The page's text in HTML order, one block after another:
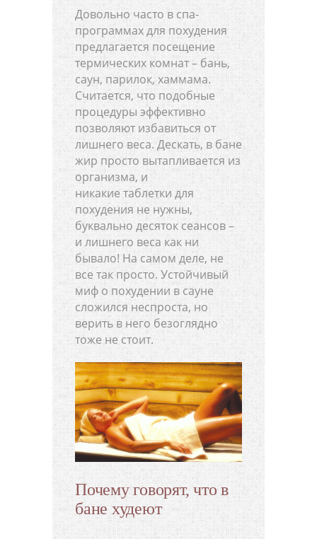
Довольно часто в спа-
программах для похудения
предлагается посещение
термических комнат – бань,
саун, парилок, хаммама.
Считается, что подобные
процедуры эффективно
позволяют избавиться от
лишнего веса. Дескать, в бане
жир просто вытапливается из
организма, и
никакие таблетки для
похудения не нужны,
буквально десяток сеансов –
и лишнего веса как ни
бывало! На самом деле, не
все так просто. Устойчивый
миф о похудении в сауне
сложился неспроста, но
верить в него безоглядно
тоже не стоит.
Почему говорят, что в
бане худеют